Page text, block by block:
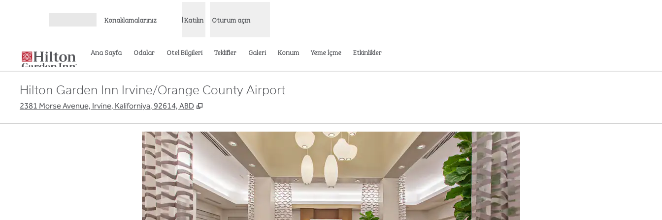
Konaklamalarınız Katılın Oturum açın
Ana Sayfa Odalar Otel Bilgileri Teklifler Galeri Konum Yeme İçme Etkinlikler
Hilton Garden Inn Irvine/Orange County Airport
2381 Morse Avenue, Irvine, Kaliforniya, 92614, ABD ,